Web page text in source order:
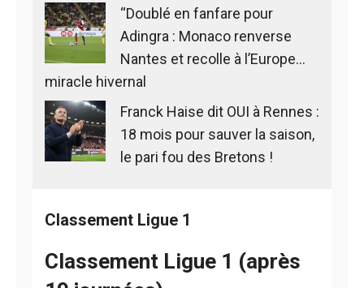
“Doublé en fanfare pour
Adingra : Monaco renverse
Nantes et recolle à l’Europe…
miracle hivernal
Franck Haise dit OUI à Rennes :
18 mois pour sauver la saison,
le pari fou des Bretons !
Classement Ligue 1
Classement Ligue 1 (après